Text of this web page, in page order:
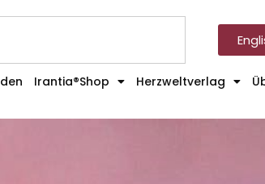
Irantia®Shop Herzweltverlag